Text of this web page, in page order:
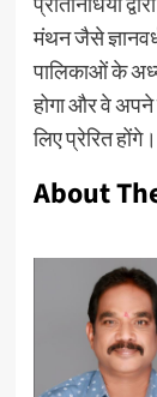
मंथन जैसे
पालिकाओं के
होगा और वे अपने
लिए प्रेरित होंगे।
About